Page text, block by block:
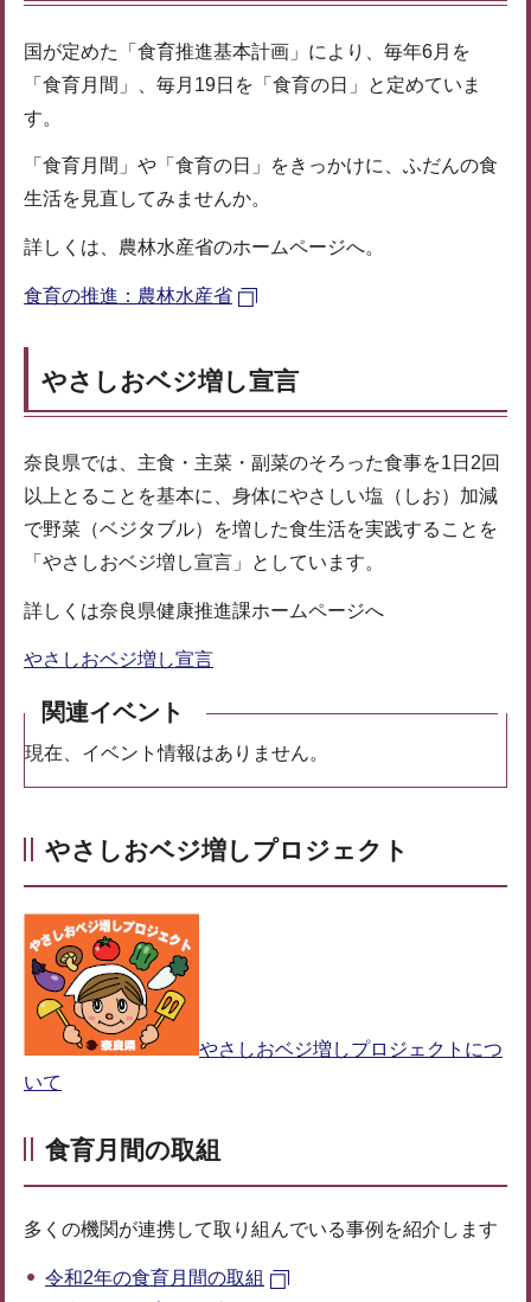
国が定めた「食育推進基本計画」により、毎年6月を
「食育月間」、毎月19日を「食育の日」と定めていま
す。
「食育月間」や「食育の日」をきっかけに、ふだんの食
生活を見直してみませんか。
詳しくは、農林水産省のホームページへ。
食育の推進：農林水産省
やさしおベジ増し宣言
奈良県では、主食・主菜・副菜のそろった食事を1日2回
以上とることを基本に、身体にやさしい塩（しお）加減
で野菜（ベジタブル）を増した食生活を実践することを
「やさしおベジ増し宣言」としています。
詳しくは奈良県健康推進課ホームページへ
やさしおベジ増し宣言
関連イベント
現在、イベント情報はありません。
やさしおベジ増しプロジェクト
やさしおベジ増しプロジェクトにつ
いて
食育月間の取組
多くの機関が連携して取り組んでいる事例を紹介します
令和2年の食育月間の取組